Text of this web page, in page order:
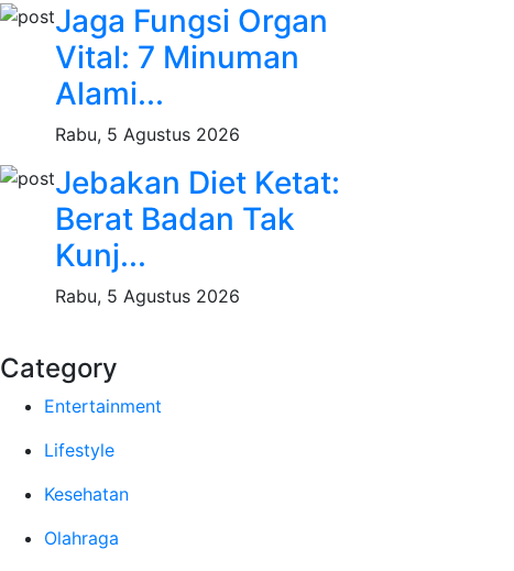
Jaga Fungsi Organ
Vital: 7 Minuman
Alami...
Rabu, 5 Agustus 2026
Jebakan Diet Ketat:
Berat Badan Tak
Kunj...
Rabu, 5 Agustus 2026
Category
Entertainment
Lifestyle
Kesehatan
Olahraga